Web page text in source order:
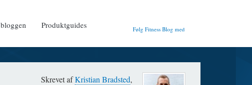
Produktguides Følg Fitness Blog med
Skrevet afKristian Bradsted,